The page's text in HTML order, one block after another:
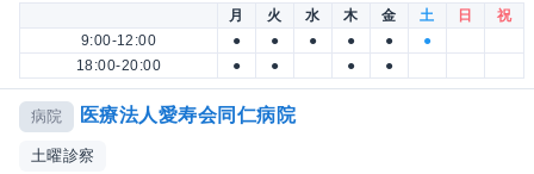
月 火 水 木 金 土 日
祝
9:00-12:00
● ● ● ● ●
●
18:00-20:00
● ● ● ●
病院 医療法人愛寿会同仁病院
土曜診察